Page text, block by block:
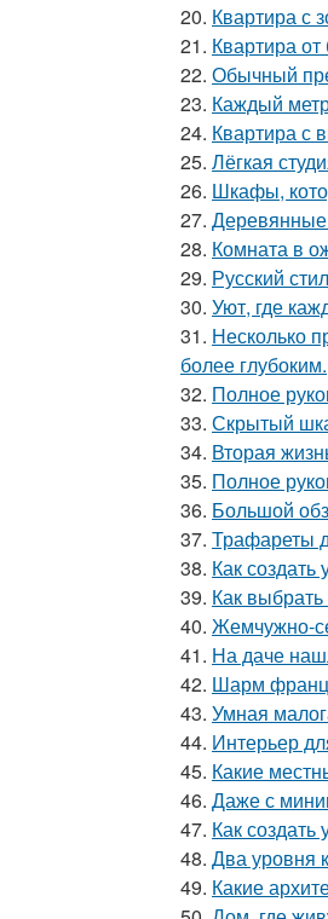
20. Квартира с
21. Квартира
22. Обычный
23. Каждый
24. Квартира с
25. Лёгкая
26. Шкафы,
27. Деревянные
28. Комната в
29. Русский
30. Уют, где
31. Несколько
более глубоким.
32. Полное
33. Скрытый
34. Вторая
35. Полное
36. Большой
37. Трафареты
38. Как
39. Как
40. Жемчужно-
41. На даче
42. Шарм
43. Умная
44. Интерьер
45. Какие
46. Даже с
47. Как
48. Два уровня
49. Какие